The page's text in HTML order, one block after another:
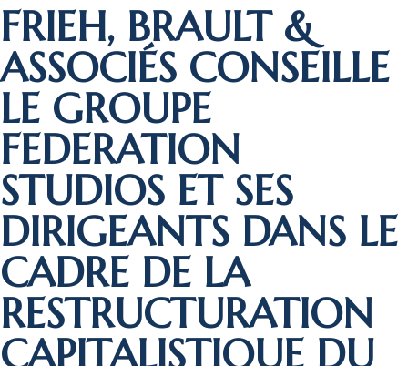
FRIEH, BRAULT &
ASSOCIÉS CONSEILLE
LE GROUPE
FEDERATION
STUDIOS ET SES
DIRIGEANTS DANS LE
CADRE DE LA
RESTRUCTURATION
CAPITALISTIQUE DU